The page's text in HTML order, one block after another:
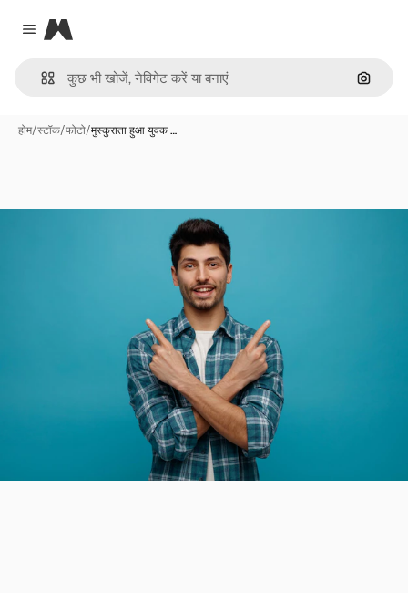
Close menu
Magnific
इमेज से
होम/स्टॉक/फोटो/मुस्कुराता हुआ युवक …